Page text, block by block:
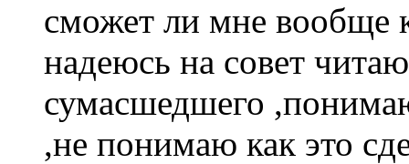
сможет ли мне вообще
надеюсь на совет
сумасшедшего
,не понимаю как это